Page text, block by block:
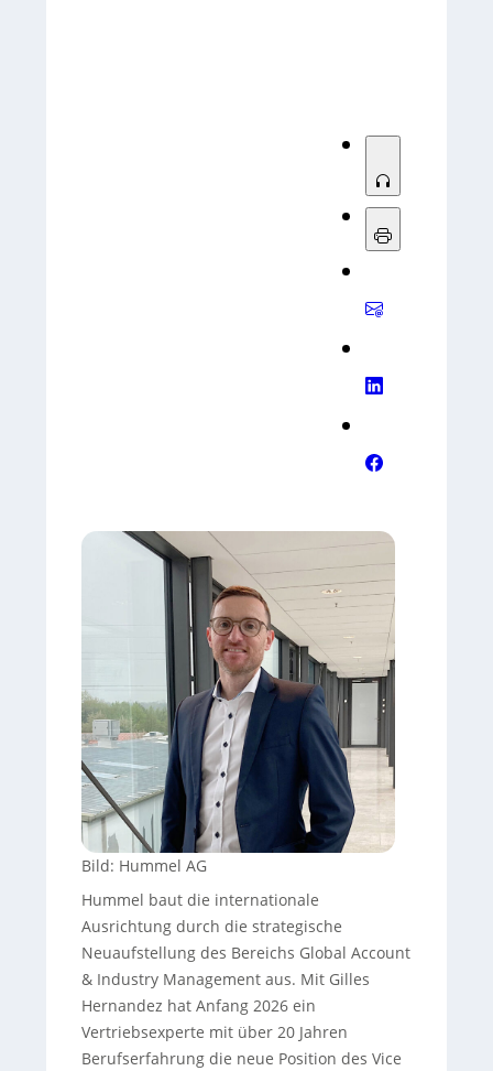
Bild: Hummel AG
Hummel baut die internationale
Ausrichtung durch die strategische
Neuaufstellung des Bereichs Global Account
& Industry Management aus. Mit Gilles
Hernandez hat Anfang 2026 ein
Vertriebsexperte mit über 20 Jahren
Berufserfahrung die neue Position des Vice